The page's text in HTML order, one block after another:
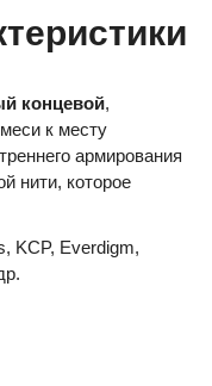
концевой,
к месту
армирования
нити, которое
KCP, Everdigm,